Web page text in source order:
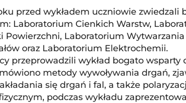
przed wykładem uczniowie
Laboratorium Cienkich Warstw,
Powierzchni, Laboratorium
oraz Laboratorium Elektrochemii.
przeprowadzili wykład bogato
metody wywoływania drgań,
się drgań i fal, a także
podczas wykładu